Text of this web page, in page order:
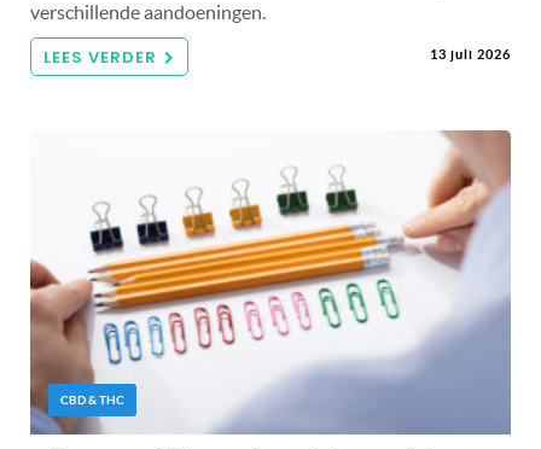
verschillende aandoeningen.
LEES VERDER 13 juli 2026
CBD & THC